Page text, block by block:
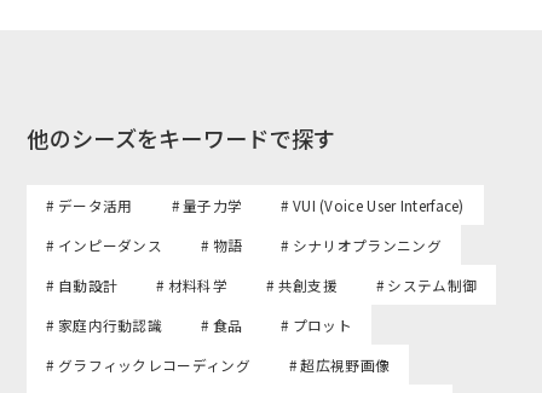
他のシーズをキーワードで探す
# データ活用 # 量子力学
# VUI (Voice User Interface)
# インピーダンス
# 物語
# シナリオプランニング
# 自動設計
# 材料科学 # 共創支援
# システム制御
# 家庭内行動認識
# 食品
# プロット
# グラフィックレコーディング
# 超広視野画像